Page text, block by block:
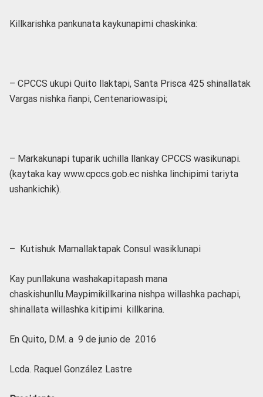
Killkarishka pankunata kaykunapimi chaskinka:
– CPCCS ukupi Quito llaktapi, Santa Prisca 425 shinallatak
Vargas nishka ñanpi, Centenariowasipi;
– Markakunapi tuparik uchilla llankay CPCCS wasikunapi.
(kaytaka kay www.cpccs.gob.ec nishka linchipimi tariyta
ushankichik).
– Kutishuk Mamallaktapak Consul wasiklunapi
Kay punllakuna washakapitapash mana
chaskishunllu.Maypimikillkarina nishpa willashka pachapi,
shinallata willashka kitipimi killkarina.
En Quito, D.M. a 9 de junio de 2016
Lcda. Raquel González Lastre